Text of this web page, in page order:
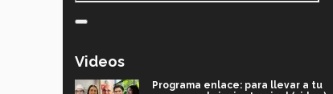
Videos
Programa enlace: para llevar a tu